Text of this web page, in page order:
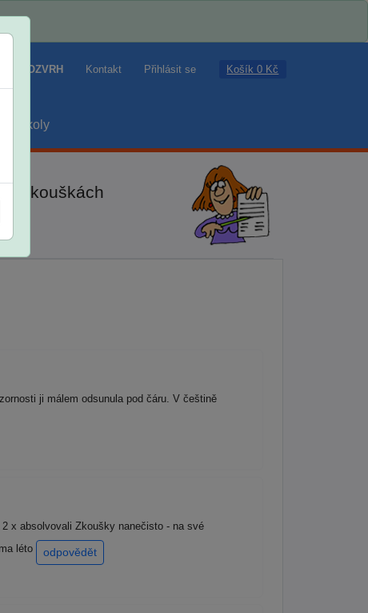
ROZVRH Kontakt Přihlásit se Košík 0 Kč
školy
zkouškách
ji málem odsunula pod čáru. V češtině
x absolvovali Zkoušky nanečisto - na své
léto
odpovědět